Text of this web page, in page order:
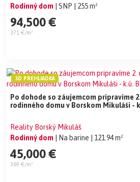
Rodinný dom | SNP | 255 m²
94,500 €
371 €/m²
Po dohode so záujemcom pripravíme
rodinného domu v Borskom Mikuláši -
Reality Borský Mikuláš
Rodinný dom
| Na barine | 121.94 m²
45,000 €
369 €/m²
3D PREHLIADKA